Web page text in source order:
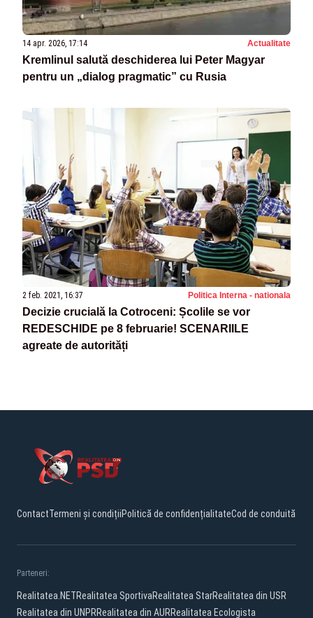
14 apr. 2026, 17:14 Actualitate
Kremlinul salută deschiderea lui Peter Magyar
pentru un „dialog pragmatic” cu Rusia
2 feb. 2021, 16:37 Politica Interna - nationala
Decizie crucială la Cotroceni: Școlile se vor
REDESCHIDE pe 8 februarie! SCENARIILE
agreate de autorități
ContactTermeni și condițiiPolitică de confidențialitateCod de conduită
Parteneri:
Realitatea.NETRealitatea SportivaRealitatea StarRealitatea din USR
Realitatea din UNPRRealitatea din AURRealitatea Ecologista